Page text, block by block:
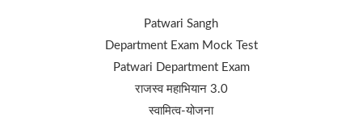
Patwari Sangh
Department Exam Mock Test
Patwari Department Exam
राजस्व महाभियान 3.0
स्वामित्व-योजना